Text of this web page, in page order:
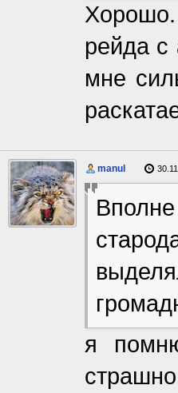
Хорошо.
рейда с
мне
manul
я